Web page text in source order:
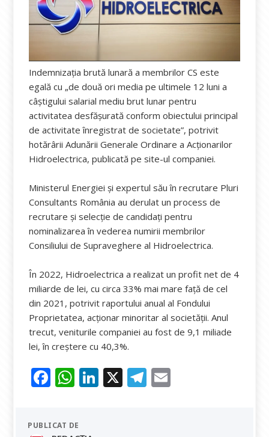
Indemnizaţia brută lunară a membrilor CS este
egală cu „de două ori media pe ultimele 12 luni a
câştigului salarial mediu brut lunar pentru
activitatea desfăşurată conform obiectului principal
de activitate înregistrat de societate”, potrivit
hotărârii Adunării Generale Ordinare a Acţionarilor
Hidroelectrica, publicată pe site-ul companiei.
Ministerul Energiei și expertul său în recrutare Pluri
Consultants România au derulat un process de
recrutare și selecție de candidați pentru
nominalizarea în vederea numirii membrilor
Consiliului de Supraveghere al Hidroelectrica.
În 2022, Hidroelectrica a realizat un profit net de 4
miliarde de lei, cu circa 33% mai mare față de cel
din 2021, potrivit raportului anual al Fondului
Proprietatea, acționar minoritar al societății. Anul
trecut, veniturile companiei au fost de 9,1 miliade
lei, în creștere cu 40,3%.
F
e
W
at
Li X T
PUBLICAT DE